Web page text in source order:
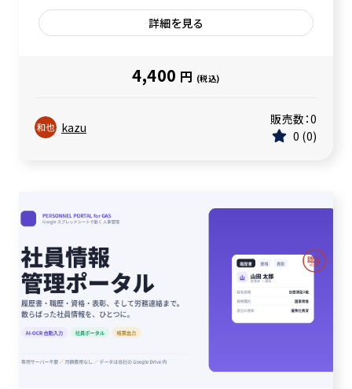
詳細を見る
4,400 円 (税込)
kazu
販売数：0
0 0